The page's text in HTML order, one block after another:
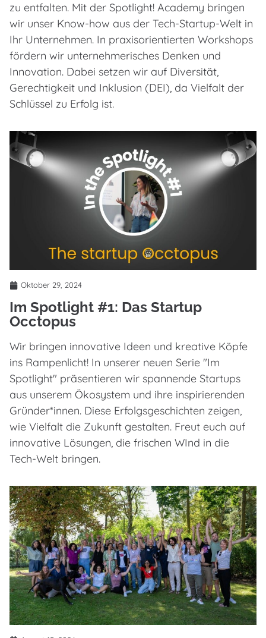
zu entfalten. Mit der Spotlight! Academy bringen
wir unser Know-how aus der Tech-Startup-Welt in
Ihr Unternehmen. In praxisorientierten Workshops
fördern wir unternehmerisches Denken und
Innovation. Dabei setzen wir auf Diversität,
Gerechtigkeit und Inklusion (DEI), da Vielfalt der
Schlüssel zu Erfolg ist.
Oktober 29, 2024
Im Spotlight #1: Das Startup
Occtopus
Wir bringen innovative Ideen und kreative Köpfe
ins Rampenlicht! In unserer neuen Serie "Im
Spotlight" präsentieren wir spannende Startups
aus unserem Ökosystem und ihre inspirierenden
Gründer*innen. Diese Erfolgsgeschichten zeigen,
wie Vielfalt die Zukunft gestalten. Freut euch auf
innovative Lösungen, die frischen WInd in die
Tech-Welt bringen.